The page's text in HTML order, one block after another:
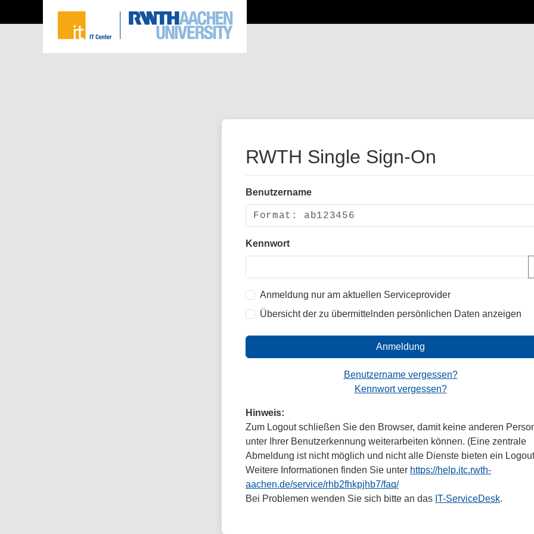
RWTH Single Sign-On
Benutzername
Kennwort
Anmeldung nur am aktuellen Serviceprovider
Übersicht der zu übermittelnden persönlichen Daten anzeigen
Anmeldung
Benutzername vergessen?
Kennwort vergessen?
Hinweis:
Zum Logout schließen Sie den Browser, damit keine anderen
unter Ihrer Benutzerkennung weiterarbeiten können. (Eine zentrale
Abmeldung ist nicht möglich und nicht alle Dienste bieten ein
Weitere Informationen finden Sie unter https://help.itc.rwth-
aachen.de/service/rhb2fhkpjhb7/faq/
Bei Problemen wenden Sie sich bitte an das IT-ServiceDesk.